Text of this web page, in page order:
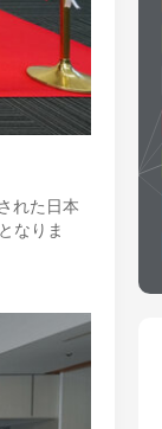
れた日本
なりま